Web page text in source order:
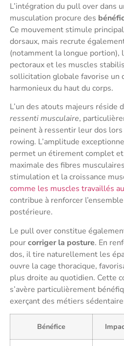
L’intégration du pull over dans
musculation procure des
Ce mouvement stimule
dorsaux, mais recrute
(notamment la longue portion),
pectoraux et les muscles
sollicitation globale favorise un
harmonieux du haut du corps.
L’un des atouts majeurs réside
ressenti musculaire,
peinent à ressentir leur dos
rowing. L’amplitude
permet un étirement complet
maximale des fibres
stimulation et la croissance
comme les muscles travaillés
contribue à renforcer
postérieure.
Le pull over constitue
pourcorriger la posture. En
dos, il tire naturellement les
ouvre la cage thoracique,
plus droite au quotidien. Cette
s’avère particulièrement
exerçant des métiers
Bénéfice